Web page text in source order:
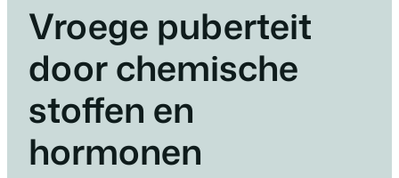
Vroege puberteit
door chemische
stoffen en
hormonen